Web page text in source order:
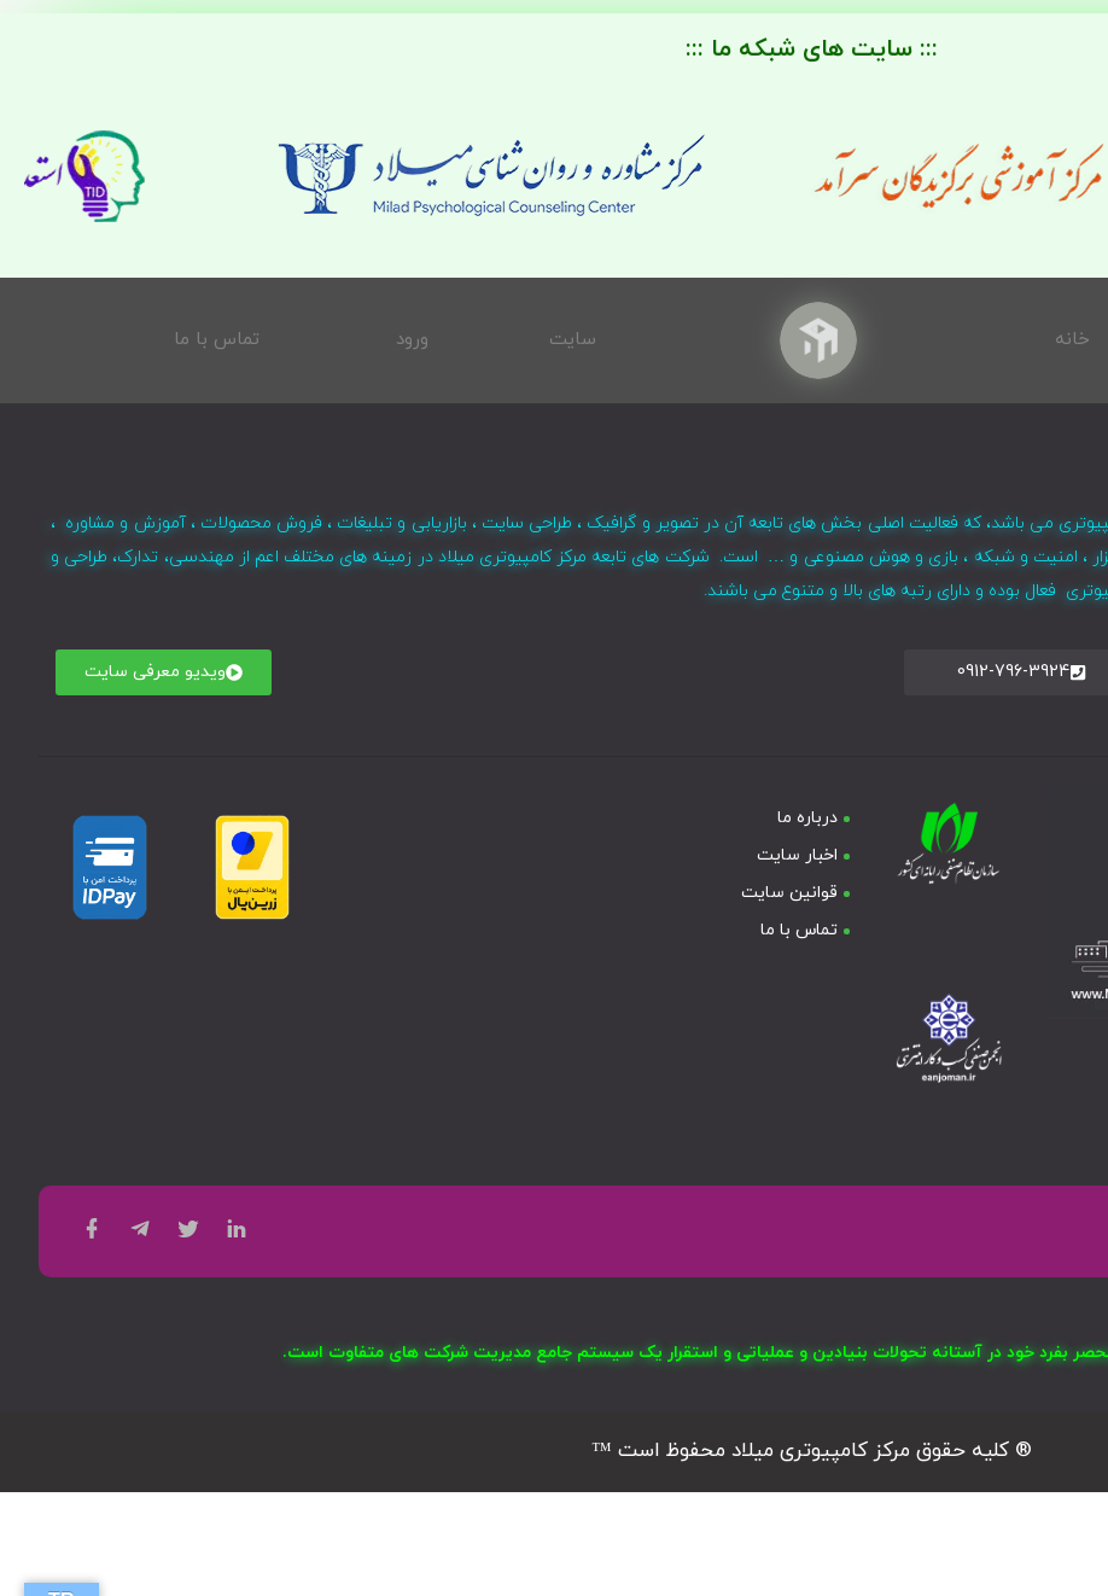
::: سایت های شبکه ما :::
خانه سایت ورود تماس با ما
می باشد، که فعالیت اصلی بخش های تابعه آن در تصویر و گرافیک ، طراحی سایت ، بازاریابی و تبلیغات ، فروش محصولات ، آموزش و مشاوره ،
، امنیت و شبکه ، بازی و هوش مصنوعی و … است. شرکت های تابعه مرکز کامپیوتری میلاد در زمینه های مختلف اعم از مهندسی، تدارک، طراحی و
فعال بوده و دارای رتبه های بالا و متنوع می باشند.
0912-796-3924 ویدیو معرفی سایت
درباره ما
اخبار سایت
قوانین سایت
تماس با ما
بفرد خود در آستانه تحولات بنیادین و عملیاتی و استقرار یک سیستم جامع مدیریت شرکت های متفاوت است.
® کلیه حقوق مرکز کامپیوتری میلاد محفوظ است ™